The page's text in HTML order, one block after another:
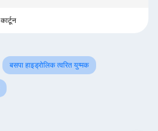
कार्टून
बसपा हाइड्रोलिक त्वरित युग्मक